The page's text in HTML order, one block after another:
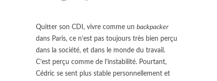
Quitter son CDI, vivre comme un backpacker
dans Paris, ce n’est pas toujours très bien perçu
dans la société, et dans le monde du travail.
C’est perçu comme de l’instabilité. Pourtant,
Cédric se sent plus stable personnellement et